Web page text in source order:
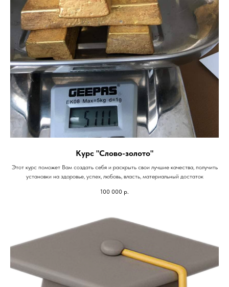
Курс "Слово-золото"
Этот курс поможет Вам создать себя и раскрыть свои лучшие качества, получить
установки на здоровье, успех, любовь, власть, материальный достаток
100 000 р.